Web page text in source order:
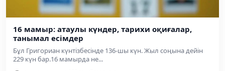
16 мамыр: атаулы күндер, тарихи оқиғалар,
танымал есімдер
Бұл Григориан күнтізбесінде 136-шы күн. Жыл соңына дейін
229 күн бар.16 мамырда не...